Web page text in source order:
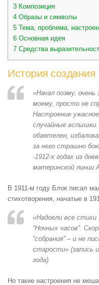
3 Композиция
4 Образы и символы
5 Тема, проблема,
6 Основная идея
7 Средства
История создания
«Начал поэму,
моему, просто не
Настроение
случайные
обаятелен,
за него страшно
-1912-х годах из
материнской линии
В 1911-м году Блок писал
стихотворения, начатые в
«Надоели все
“Ночных часов”.
“собрания” – и не
старости» (запись
года)
Но такие настроения не